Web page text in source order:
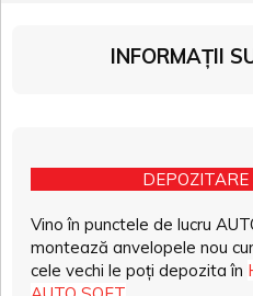
INFORMAȚII
Vino în punctele de lucru
montează anvelopele nou
cele vechi le poți depozita în